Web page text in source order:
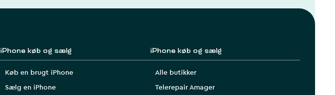
iPhone køb og sælg
Køb en brugt iPhone
Sælg en iPhone
iPhone køb og sælg
Alle butikker
Telerepair Amager